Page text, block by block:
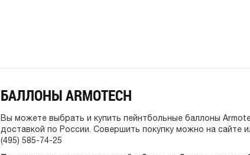
БАЛЛОНЫ ARMOTECH
Вы можете выбрать и купить пейнтбольные баллоны
доставкой по России. Совершить покупку можно на сайте
(495) 585-74-25